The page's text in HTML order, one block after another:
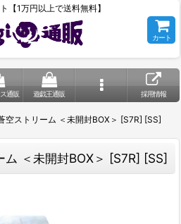
【1万円以上で送料無料】
カート
通販 遊戯王通販 採用情報
空ストリーム ＜未開封BOX＞ [S7R] [SS]
ム ＜未開封BOX＞ [S7R] [SS]